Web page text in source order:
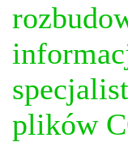
plików